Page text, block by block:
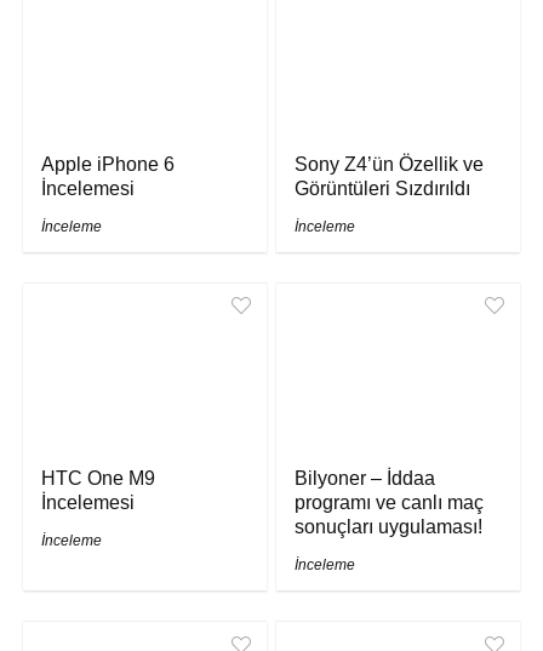
Apple iPhone 6
İncelemesi
İnceleme
Sony Z4’ün Özellik ve
Görüntüleri Sızdırıldı
İnceleme
HTC One M9
İncelemesi
İnceleme
Bilyoner – İddaa
programı ve canlı maç
sonuçları uygulaması!
İnceleme